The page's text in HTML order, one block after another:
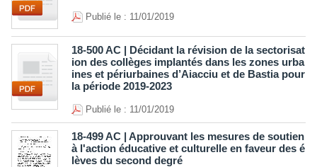
Publié le : 11/01/2019
18-500 AC | Décidant la révision de la sectorisat
ion des collèges implantés dans les zones urba
ines et périurbaines d’Aiacciu et de Bastia pour
la période 2019-2023
Publié le : 11/01/2019
18-499 AC | Approuvant les mesures de soutien
à l'action éducative et culturelle en faveur des é
lèves du second degré